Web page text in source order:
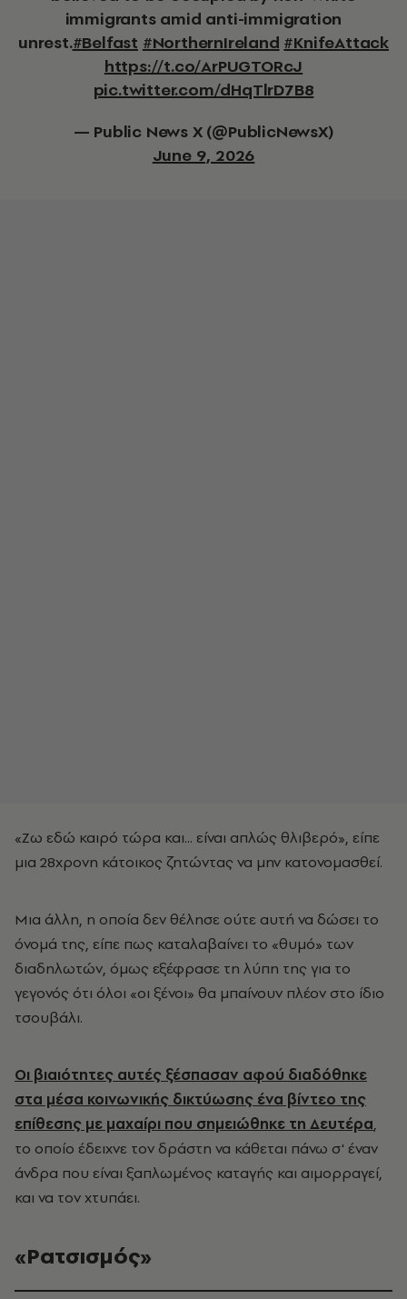
immigrants amid anti-immigration
unrest.#Belfast #NorthernIreland #KnifeAttack
https://t.co/ArPUGTORcJ
pic.twitter.com/dHqTlrD7B8
— Public News X (@PublicNewsX)
June 9, 2026
«Ζω εδώ καιρό τώρα και... είναι απλώς θλιβερό», είπε
μια 28χρονη κάτοικος ζητώντας να μην κατονομασθεί.
Μια άλλη, η οποία δεν θέλησε ούτε αυτή να δώσει το
όνομά της, είπε πως καταλαβαίνει το «θυμό» των
διαδηλωτών, όμως εξέφρασε τη λύπη της για το
γεγονός ότι όλοι «οι ξένοι» θα μπαίνουν πλέον στο ίδιο
τσουβάλι.
Οι βιαιότητες αυτές ξέσπασαν αφού διαδόθηκε
στα μέσα κοινωνικής δικτύωσης ένα βίντεο της
επίθεσης με μαχαίρι που σημειώθηκε τη Δευτέρα,
το οποίο έδειχνε τον δράστη να κάθεται πάνω σ' έναν
άνδρα που είναι ξαπλωμένος καταγής και αιμορραγεί,
και να τον χτυπάει.
«Ρατσισμός»